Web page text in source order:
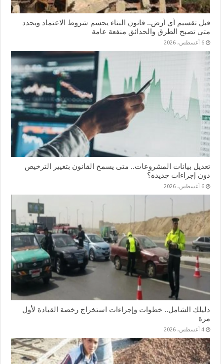
قبل تقسيم أي أرض.. قانون البناء يحسم شروط الاعتماد ويحدد
متى تصبح الطرق والحدائق منفعة عامة
6 أغسطس، 2026
تعديل بيانات المشروعات.. متى يسمح القانون بتغيير الترخيص
دون إجراءات جديدة؟
6 أغسطس، 2026
دليلك الشامل.. خطوات وإجراءات استخراج رخصة القيادة لأول
مرة
4 أغسطس، 2026